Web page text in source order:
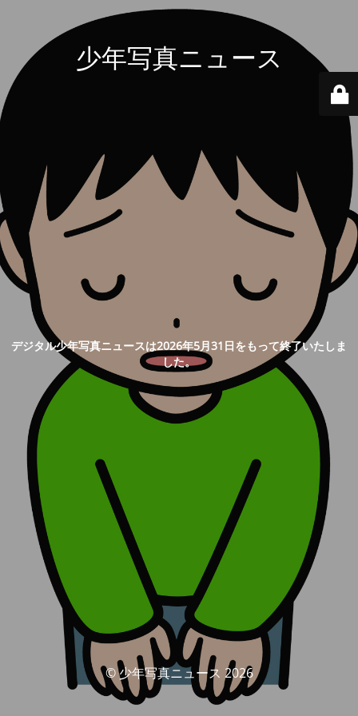
少年写真ニュース
デジタル少年写真ニュースは2026年5月31日をもって終了いたしま
した。
© 少年写真ニュース 2026